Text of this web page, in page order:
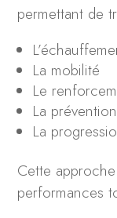
permettant de
La mobilité
Le
La
La
Cette
performances